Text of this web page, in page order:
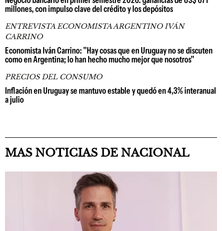
millones, con impulso clave del crédito y los depósitos
ENTREVISTA ECONOMISTA ARGENTINO IVÁN
CARRINO
Economista Iván Carrino: "Hay cosas que en Uruguay no se discuten
como en Argentina; lo han hecho mucho mejor que nosotros"
PRECIOS DEL CONSUMO
Inflación en Uruguay se mantuvo estable y quedó en 4,3% interanual
a julio
MAS NOTICIAS DE NACIONAL